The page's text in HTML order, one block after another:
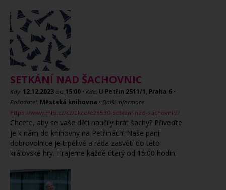
SETKÁNÍ NAD ŠACHOVNIC
Kdy: 12.12.2023 od 15:00 • Kde: U Petřin 2511/1, Praha 6 •
Pořadatel: Městská knihovna • Další informace:
https://www.mlp.cz/cz/akce/e26530-setkani-nad-sachovnici/
Chcete, aby se vaše děti naučily hrát šachy? Přiveďte
je k nám do knihovny na Petřinách! Naše paní
dobrovolnice je trpělivě a ráda zasvětí do této
královské hry. Hrajeme každé úterý od 15:00 hodin.